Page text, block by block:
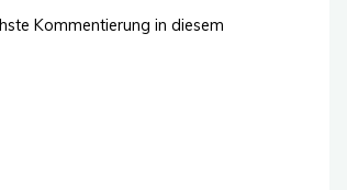
Kommentierung in diesem